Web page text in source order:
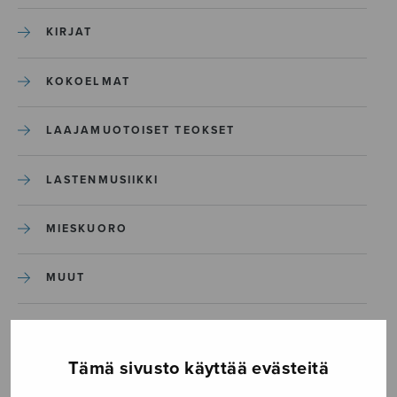
Tämä sivusto käyttää evästeitä
KIRJAT
KOKOELMAT
LAAJAMUOTOISET TEOKSET
LASTENMUSIIKKI
MIESKUORO
MUUT
SEKAKUORO